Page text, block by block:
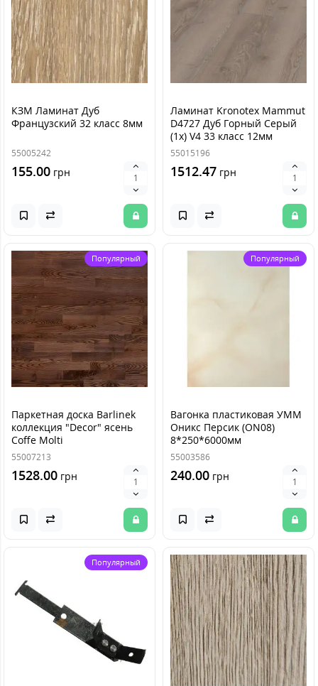
КЗМ Ламинат Дуб
Французский 32 класс 8мм
55005242
155.00 грн
Ламинат Kronotex Mammut
D4727 Дуб Горный Серый
(1х) V4 33 класс 12мм
55015196
1512.47 грн
Популярный
Паркетная доска Barlinek
коллекция "Decor" ясень
Coffe Molti
55007213
1528.00 грн
Популярный
Вагонка пластиковая УММ
Оникс Персик (ON08)
8*250*6000мм
55003586
240.00 грн
Популярный